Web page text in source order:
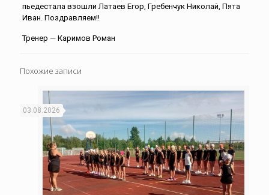
пьедестала взошли Латаев Егор, Гребенчук Николай, Пята
Иван. Поздравляем!!
Тренер — Каримов Роман
Похожие записи
03.08.2026